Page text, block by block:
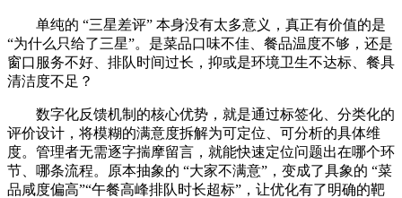
单纯的 “三星差评” 本身没有太多意义，真正有价值的是
“为什么只给了三星”。是菜品口味不佳、餐品温度不够，还是
窗口服务不好、排队时间过长，抑或是环境卫生不达标、餐具
清洁度不足？
数字化反馈机制的核心优势，就是通过标签化、分类化的
评价设计，将模糊的满意度拆解为可定位、可分析的具体维
度。管理者无需逐字揣摩留言，就能快速定位问题出在哪个环
节、哪条流程。原本抽象的 “大家不满意”，变成了具象的 “菜
品咸度偏高”“午餐高峰排队时长超标”，让优化有了明确的靶